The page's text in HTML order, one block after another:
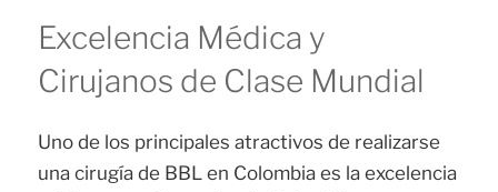
Excelencia Médica y
Cirujanos de Clase Mundial
Uno de los principales atractivos de realizarse
una cirugía de BBL en Colombia es la excelencia